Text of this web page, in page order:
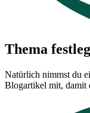
Thema
Natürlich nimmst du
Blogartikel mit, damit